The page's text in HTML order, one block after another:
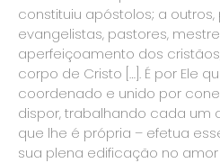
constituiu apóstolos; a outros,
evangelistas, pastores,
aperfeiçoamento dos
corpo de Cristo […]. É por Ele
coordenado e unido por
dispor, trabalhando cada um
que lhe é própria – efetua
sua plena edificação no amor